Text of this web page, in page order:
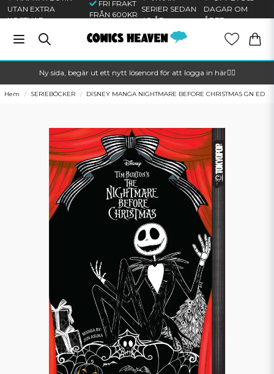
UTAN EXTRA
KOSTNAD
FRI FRAKT
FRÅN 600KR
SERIER SEDAN
40 ÅR
DAGAR OM
ÅRET
Ny sida, begär ut ett nytt lösenord för att logga in här🦸‍♂️
Hem SERIEBÖCKER DISNEY MANGA NIGHTMARE BEFORE CHRISTMAS GN ED